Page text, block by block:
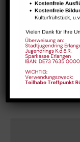
GESTALT –
Menschen